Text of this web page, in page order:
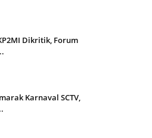
Dikritik, Forum
Karnaval SCTV,